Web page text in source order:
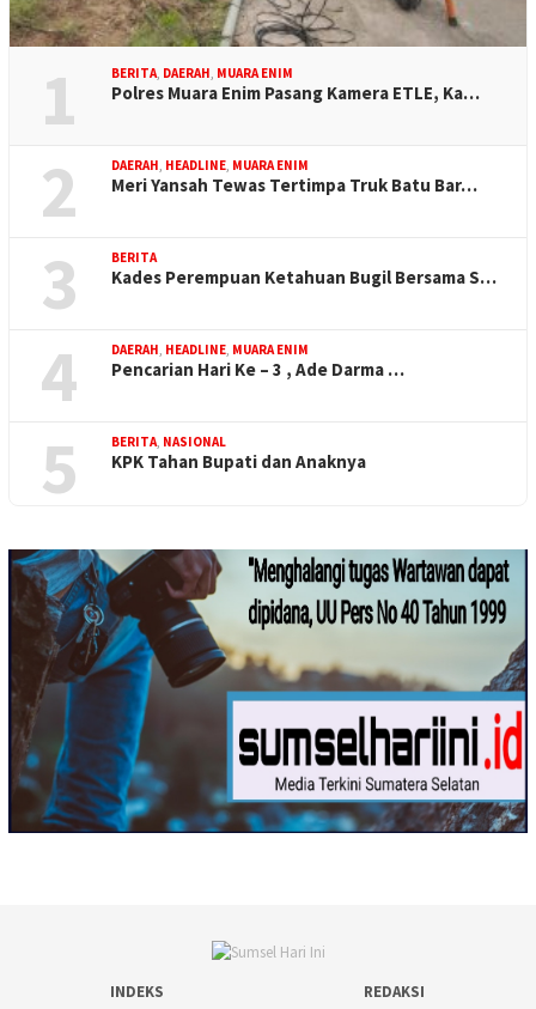
1 BERITA DAERAH MUARA ENIM
Polres Muara Enim Pasang Kamera ETLE, Ka…
2 DAERAH HEADLINE MUARA ENIM
Meri Yansah Tewas Tertimpa Truk Batu Bar…
3 BERITA
Kades Perempuan Ketahuan Bugil Bersama S…
4 DAERAH HEADLINE MUARA ENIM
Pencarian Hari Ke – 3 , Ade Darma …
5 BERITA NASIONAL
KPK Tahan Bupati dan Anaknya
INDEKS REDAKSI